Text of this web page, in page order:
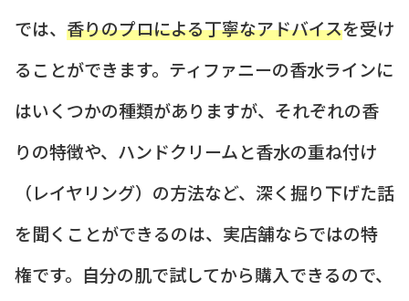
では、 香りのプロによる丁寧なアドバイスを受け
ることができます。ティファニーの香水ラインに
はいくつかの種類がありますが、それぞれの香
りの特徴や、ハンドクリームと香水の重ね付け
（レイヤリング）の方法など、深く掘り下げた話
を聞くことができるのは、実店舗ならではの特
権です。自分の肌で試してから購入できるので、